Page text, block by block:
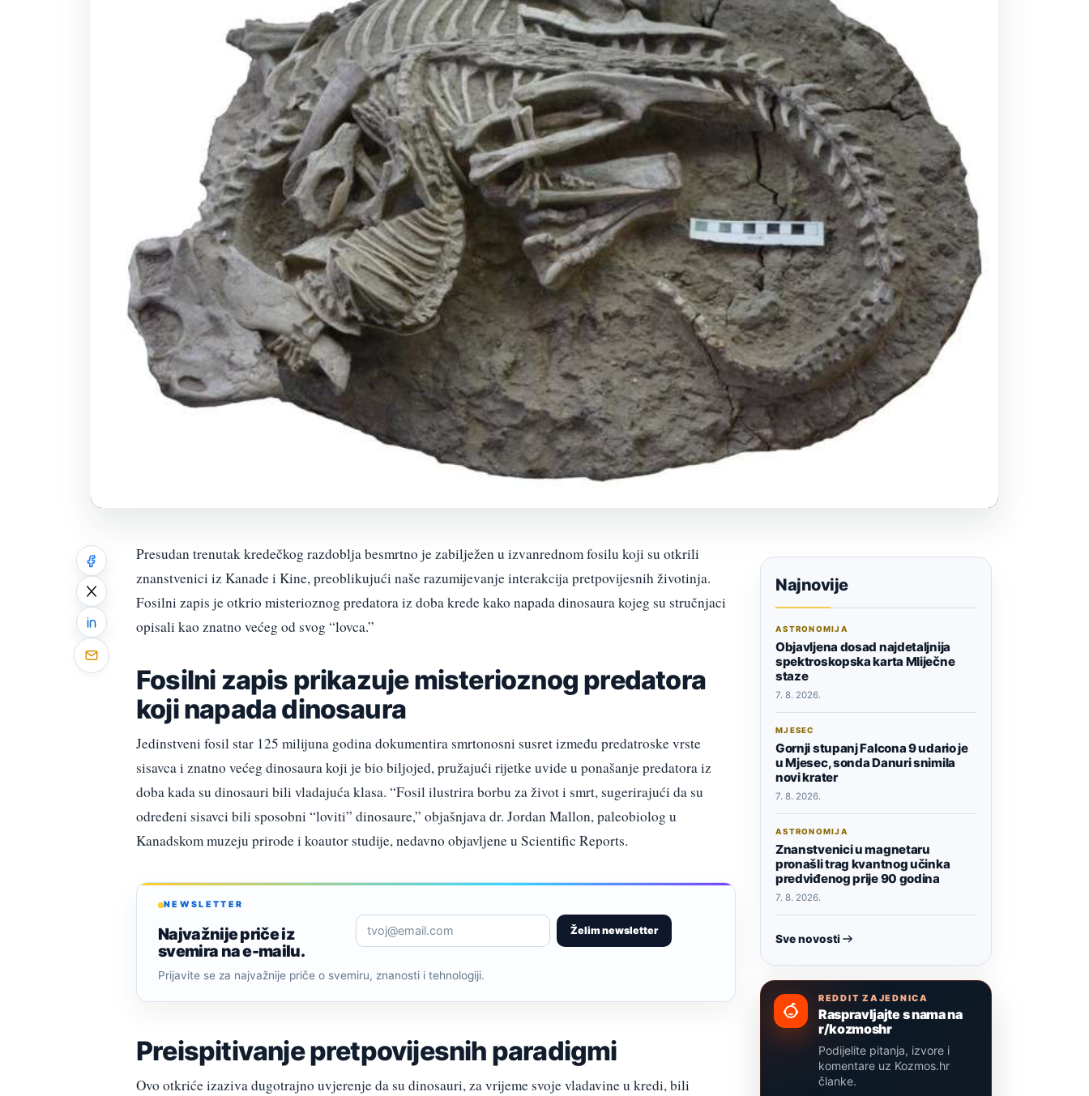
Presudan trenutak kredečkog razdoblja besmrtno je zabilježen u izvanrednom fosilu koji su otkrili
znanstvenici iz Kanade i Kine, preoblikujući naše razumijevanje interakcija pretpovijesnih životinja.
Fosilni zapis je otkrio misterioznog predatora iz doba krede kako napada dinosaura kojeg su stručnjaci
opisali kao znatno većeg od svog “lovca.”
Fosilni zapis prikazuje misterioznog predatora
koji napada dinosaura
Jedinstveni fosil star 125 milijuna godina dokumentira smrtonosni susret između predatroske vrste
sisavca i znatno većeg dinosaura koji je bio biljojed, pružajući rijetke uvide u ponašanje predatora iz
doba kada su dinosauri bili vladajuća klasa. “Fosil ilustrira borbu za život i smrt, sugerirajući da su
određeni sisavci bili sposobni “loviti” dinosaure,” objašnjava dr. Jordan Mallon, paleobiolog u
Kanadskom muzeju prirode i koautor studije, nedavno objavljene u Scientific Reports.
NEWSLETTER
Najvažnije priče iz
svemira na e-mailu.
Želim newsletter
Prijavite se za najvažnije priče o svemiru, znanosti i tehnologiji.
Preispitivanje pretpovijesnih paradigmi
Ovo otkriće izaziva dugotrajno uvjerenje da su dinosauri, za vrijeme svoje vladavine u kredi, bili
Najnovije
ASTRONOMIJA
Objavljena dosad najdetaljnija
spektroskopska karta Mliječne
staze
7. 8. 2026.
MJESEC
Gornji stupanj Falcona 9 udario je
u Mjesec, sonda Danuri snimila
novi krater
7. 8. 2026.
ASTRONOMIJA
Znanstvenici u magnetaru
pronašli trag kvantnog učinka
predviđenog prije 90 godina
7. 8. 2026.
Sve novosti
REDDIT ZAJEDNICA
Raspravljajte s nama na
r/kozmoshr
Podijelite pitanja, izvore i
komentare uz Kozmos.hr
članke.